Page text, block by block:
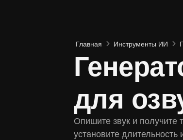
Главная Инструменты ИИ
для
Опишите звук и получите
установите длительность